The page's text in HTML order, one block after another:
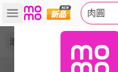
肉圓
涼圓